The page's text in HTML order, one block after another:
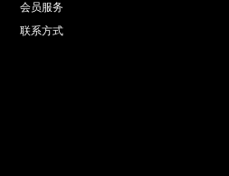
会员服务
联系方式